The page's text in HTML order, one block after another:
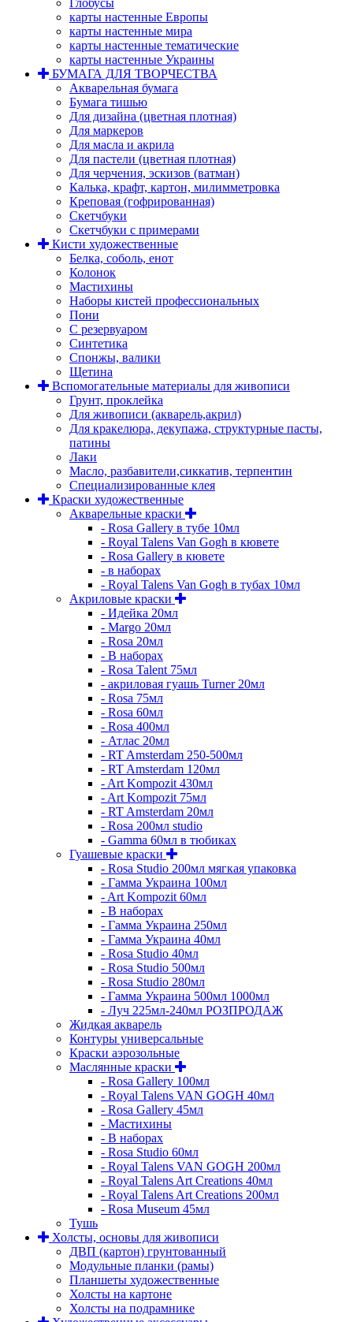
Глобусы
карты настенные Европы
карты настенные мира
карты настенные тематические
карты настенные Украины
БУМАГА ДЛЯ ТВОРЧЕСТВА
Акварельная бумага
Бумага тишью
Для дизайна (цветная плотная)
Для маркеров
Для масла и акрила
Для пастели (цветная плотная)
Для черчения, эскизов (ватман)
Калька, крафт, картон, милимметровка
Креповая (гофрированная)
Скетчбуки
Скетчбуки с примерами
Кисти художественные
Белка, соболь, енот
Колонок
Мастихины
Наборы кистей профессиональных
Пони
С резервуаром
Синтетика
Спонжы, валики
Щетина
Вспомогательные материалы для живописи
Грунт, проклейка
Для живописи (акварель,акрил)
Для кракелюра, декупажа, структурные пасты,
патины
Лаки
Масло, разбавители,сиккатив, терпентин
Специализированные клея
Краски художественные
Акварельные краски
- Rosa Gallery в тубе 10мл
- Royal Talens Van Gogh в кювете
- Rosa Gallery в кювете
- в наборах
- Royal Talens Van Gogh в тубах 10мл
Акриловые краски
- Идейка 20мл
- Margo 20мл
- Rosa 20мл
- В наборах
- Rosa Talent 75мл
- акриловая гуашь Turner 20мл
- Rosa 75мл
- Rosa 60мл
- Rosa 400мл
- Атлас 20мл
- RT Amsterdam 250-500мл
- RT Amsterdam 120мл
- Art Kompozit 430мл
- Art Kompozit 75мл
- RT Amsterdam 20мл
- Rosa 200мл studio
- Gamma 60мл в тюбиках
Гуашевые краски
- Rosa Studio 200мл мягкая упаковка
- Гамма Украина 100мл
- Art Kompozit 60мл
- В наборах
- Гамма Украина 250мл
- Гамма Украина 40мл
- Rosa Studio 40мл
- Rosa Studio 500мл
- Rosa Studio 280мл
- Гамма Украина 500мл 1000мл
- Луч 225мл-240мл РОЗПРОДАЖ
Жидкая акварель
Контуры универсальные
Краски аэрозольные
Маслянные краски
- Rosa Gallery 100мл
- Royal Talens VAN GOGH 40мл
- Rosa Gallery 45мл
- Мастихины
- В наборах
- Rosa Studio 60мл
- Royal Talens VAN GOGH 200мл
- Royal Talens Art Creations 40мл
- Royal Talens Art Creations 200мл
- Rosa Museum 45мл
Тушь
Холсты, основы для живописи
ДВП (картон) грунтованный
Модульные планки (рамы)
Планшеты художественные
Холсты на картоне
Холсты на подрамнике